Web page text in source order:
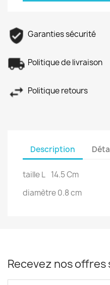
Garanties sécurité
Politique de livraison
Politique retours
Description
taille L 14.5 Cm
diamètre 0.8 cm
Recevez nos offres